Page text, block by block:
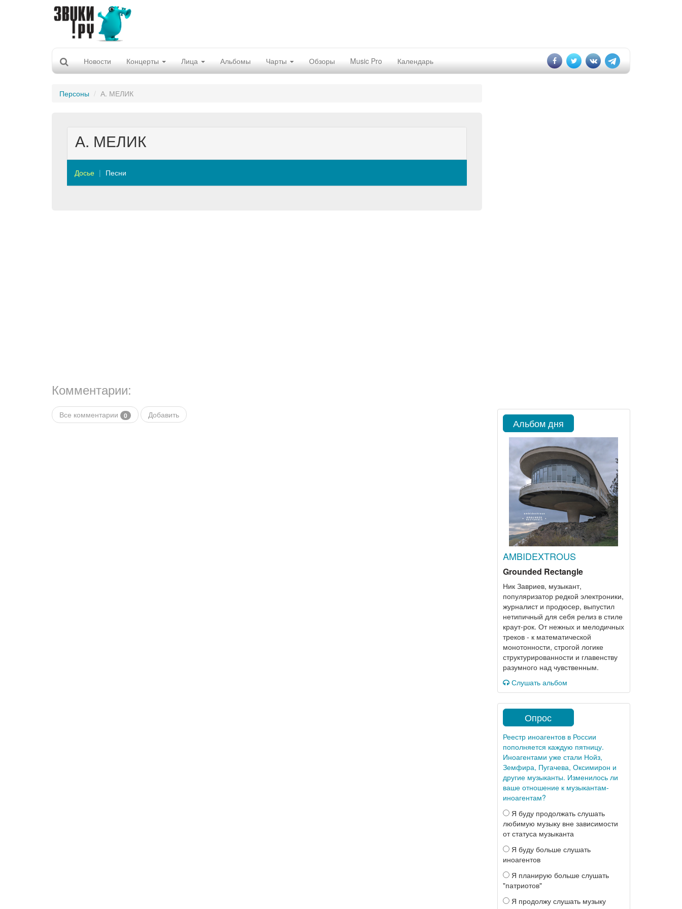
Новости Концерты Лица Альбомы Чарты Обзоры Music Pro Календарь
Персоны А. МЕЛИК
А. МЕЛИК
Досье Песни
Комментарии:
Все комментарии 0 Добавить
Альбом дня
AMBIDEXTROUS
Grounded Rectangle
Ник Завриев, музыкант,
популяризатор редкой электроники,
журналист и продюсер, выпустил
нетипичный для себя релиз в стиле
краут-рок. От нежных и мелодичных
треков - к математической
монотонности, строгой логике
структурированности и главенству
разумного над чувственным.
Слушать альбом
Опрос
Реестр иноагентов в России
пополняется каждую пятницу.
Иноагентами уже стали Нойз,
Земфира, Пугачева, Оксимирон и
другие музыканты. Изменилось ли
ваше отношение к музыкантам-
иноагентам?
Я буду продолжать слушать
любимую музыку вне зависимости
от статуса музыканта
Я буду больше слушать
иноагентов
Я планирую больше слушать
"патриотов"
Я продолжу слушать музыку